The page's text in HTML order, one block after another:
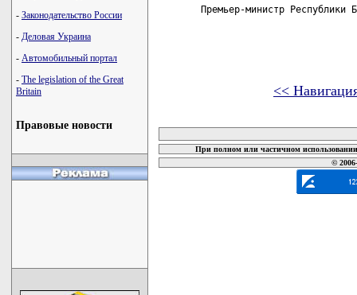
- Законодательство России
- Деловая Украина
- Автомобильный портал
- The legislation of the Great
Britain
Правовые новости
Премьер-министр
<<
При полном или частичном
©